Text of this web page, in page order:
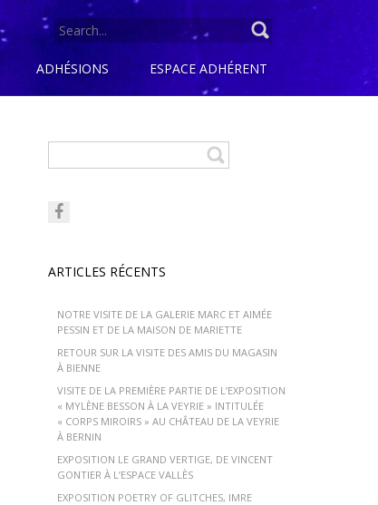
SEARCH
ADHÉSIONS ESPACE ADHÉRENT
ARTICLES RÉCENTS
NOTRE VISITE DE LA GALERIE MARC ET AIMÉE
PESSIN ET DE LA MAISON DE MARIETTE
RETOUR SUR LA VISITE DES AMIS DU MAGASIN
À BIENNE
VISITE DE LA PREMIÈRE PARTIE DE L’EXPOSITION
« MYLÈNE BESSON À LA VEYRIE » INTITULÉE
« CORPS MIROIRS » AU CHÂTEAU DE LA VEYRIE
À BERNIN
EXPOSITION LE GRAND VERTIGE, DE VINCENT
GONTIER À L’ESPACE VALLÈS
EXPOSITION POETRY OF GLITCHES, IMRE